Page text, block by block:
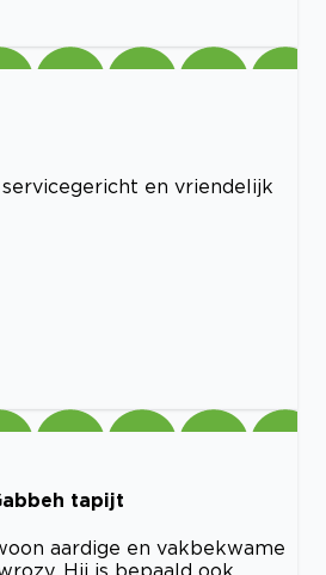
en vriendelijk
tapijt
aardige en vakbekwame
Hij is bepaald ook